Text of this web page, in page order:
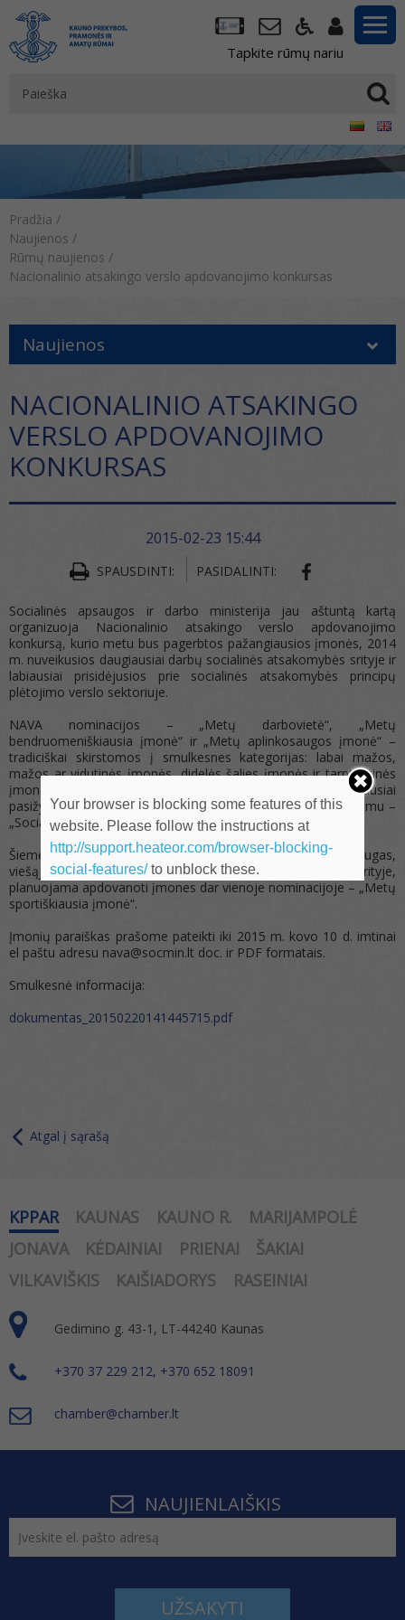
Tapkite rūmų nariu
Pradžia /
Naujienos /
Rūmų naujienos /
Nacionalinio atsakingo verslo apdovanojimo konkursas
Naujienos
NACIONALINIO ATSAKINGO
VERSLO APDOVANOJIMO
KONKURSAS
2015-02-23 15:44
SPAUSDINTI: PASIDALINTI:
Socialinės apsaugos ir darbo ministerija jau aštuntą kartą
organizuoja Nacionalinio atsakingo verslo apdovanojimo
konkursą, kurio metu bus pagerbtos pažangiausios įmonės, 2014
m. nuveikusios daugiausiai darbų socialinės atsakomybės srityje ir
labiausiai prisidėjusios prie socialinės atsakomybės principų
plėtojimo verslo sektoriuje.
NAVA nominacijos – „Metų darbovietė“, „Metų
bendruomeniškiausia įmonė“ ir „Metų aplinkosaugos įmonė“ –
tradiciškai skirstomos į smulkesnes kategorijas: labai mažos,
mažos ar vidutinės įmonės, didelės šalies įmonės ir tarptautinės
įmonės ar jų filialai / atstovybės, veikiančios Lietuvoje. Labiausiai
pasižymėjusios įmonės pagerbiamos pagrindiniu apdovanojimu –
„Socialiai atsakinga įmonė“.
Šiemet, siekiant plėtoti ir skatinti sveikatingumo paslaugas,
viešąją ir privačią partnerystę sporte ir fizinio ugdymo srityje,
planuojama apdovanoti įmones dar vienoje nominacijoje – „Metų
sportiškiausia įmonė“.
Įmonių paraiškas prašome pateikti iki 2015 m. kovo 10 d. imtinai
el paštu adresu nava@socmin.lt doc. ir PDF formatais.
Smulkesnė informacija:
dokumentas_20150220141445715.pdf
Atgal į sąrašą
KPPAR KAUNAS KAUNO R.
MARIJAMPOLĖ
JONAVA
KĖDAINIAI PRIENAI
ŠAKIAI
VILKAVIŠKIS
KAIŠIADORYS RASEINIAI
Gedimino g. 43-1, LT-44240 Kaunas
+370 37 229 212, +370 652 18091
chamber@chamber.lt
NAUJIENLAIŠKIS
UŽSAKYTI
Your browser is blocking some features of this
website. Please follow the instructions at
http://support.heateor.com/browser-blocking-
social-features/to unblock these.